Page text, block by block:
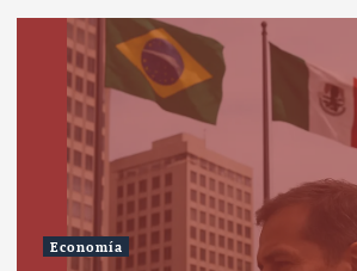
Economía